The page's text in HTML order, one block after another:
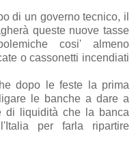
di un governo tecnico, il
queste nuove tasse
cosi' almeno
o cassonetti incendiati
dopo le feste la prima
le banche a dare a
di liquidità che la banca
per farla ripartire